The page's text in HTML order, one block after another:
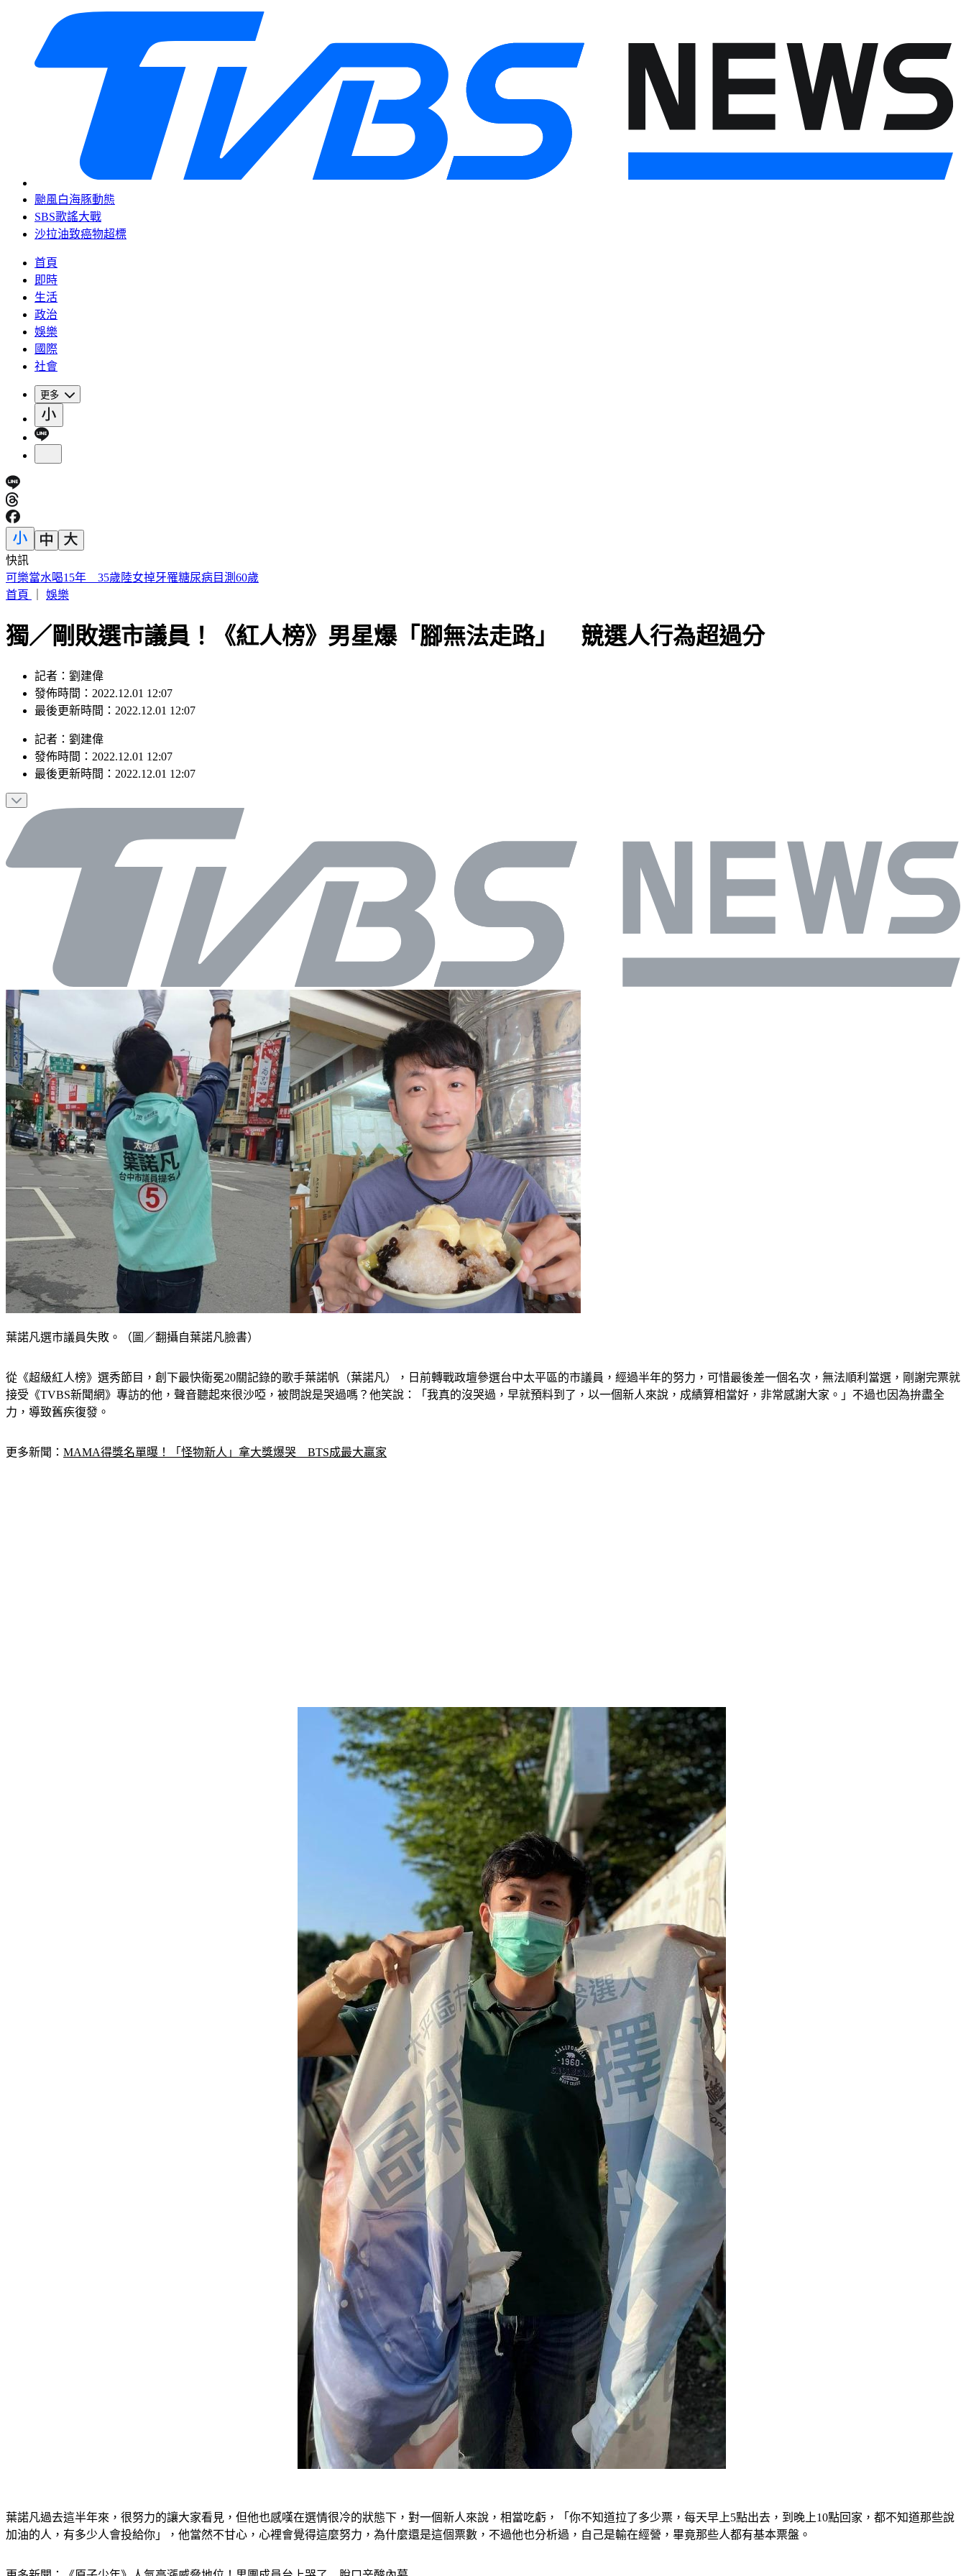
颱風白海豚動態
SBS歌謠大戰
沙拉油致癌物超標
首頁
即時
生活
政治
娛樂
國際
社會
更多
快訊
被選上國民法官該怎麼辦? 司法院廣告
首頁
娛樂
獨／剛敗選市議員！《紅人榜》男星爆「腳無法走路」 競選人行為超過分
記者：劉建偉
發佈時間：2022.12.01 12:07
最後更新時間：2022.12.01 12:07
記者 ： 劉建偉
發佈時間： 2022.12.01 12:07
最後更新時間： 2022.12.01 12:07
葉諾凡選市議員失敗。（圖／翻攝自葉諾凡臉書）
從《超級紅人榜》選秀節目，創下最快衛冕20關記錄的歌手葉諾帆（葉諾凡），日前轉戰政壇參選台中太平區的市議員，經過半年的努力，可惜最後差一個名次，無法順利當選，剛謝完票就
接受《TVBS新聞網》專訪的他，聲音聽起來很沙啞，被問說是哭過嗎？他笑說：「我真的沒哭過，早就預料到了，以一個新人來說，成績算相當好，非常感謝大家。」不過也因為拚盡全
力，導致舊疾復發。
更多新聞： MAMA得獎名單曝！「怪物新人」拿大獎爆哭　BTS成最大贏家
葉諾凡過去這半年來，很努力的讓大家看見，但他也感嘆在選情很冷的狀態下，對一個新人來說，相當吃虧，「你不知道拉了多少票，每天早上5點出去，到晚上10點回家，都不知道那些說
加油的人，有多少人會投給你」，他當然不甘心，心裡會覺得這麼努力，為什麼還是這個票數，不過他也分析過，自己是輸在經營，畢竟那些人都有基本票盤。